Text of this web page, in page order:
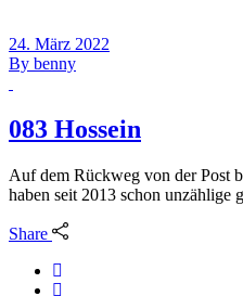
24. März 2022
By benny
083 Hossein
Auf dem Rückweg von der Post
haben seit 2013 schon unzählige
Share